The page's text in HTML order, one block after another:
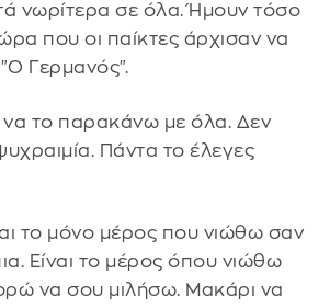
νωρίτερα σε όλα. Ήμουν τόσο
που οι παίκτες άρχισαν να
Γερμανός".
το παρακάνω με όλα. Δεν
Πάντα το έλεγες
το μόνο μέρος που νιώθω σαν
Είναι το μέρος όπου νιώθω
να σου μιλήσω. Μακάρι να